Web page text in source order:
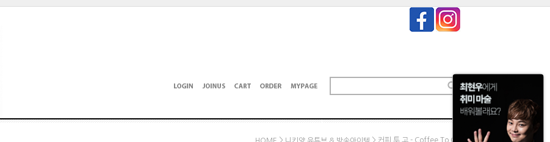
> > 커피 투 고 - Coffee To Go